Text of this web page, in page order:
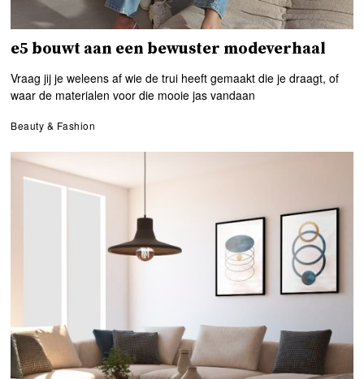
e5 bouwt aan een bewuster modeverhaal
Vraag jij je weleens af wie de trui heeft gemaakt die je draagt, of
waar de materialen voor die mooie jas vandaan
Beauty & Fashion